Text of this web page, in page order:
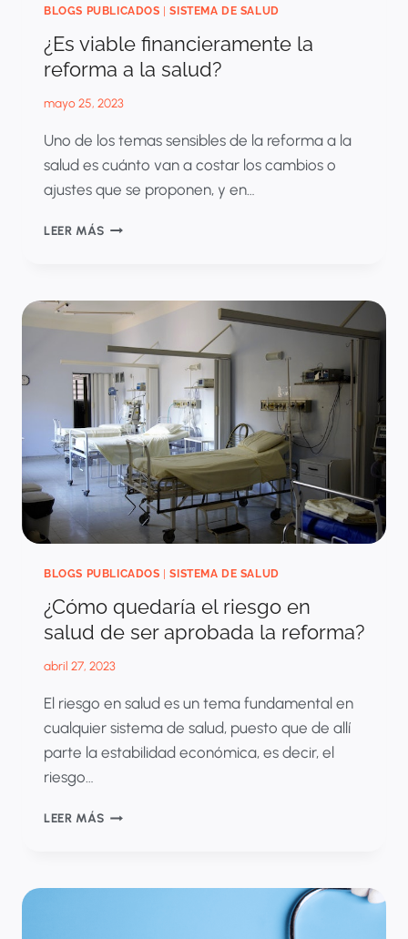
PARA
EL
SISTEMA
SALUD
COLOMBIA?
BLOGS PUBLICADOS |SISTEMA DE SALUD
¿Es viable financieramente la
reforma a la salud?
mayo 25, 2023
Uno de los temas sensibles de la reforma a la
salud es cuánto van a costar los cambios o
ajustes que se proponen, y en…
LEER MÁS¿ES
REFORMA
SALUD?
BLOGS PUBLICADOS |SISTEMA DE SALUD
¿Cómo quedaría el riesgo en
salud de ser aprobada la reforma?
abril 27, 2023
El riesgo en salud es un tema fundamental en
cualquier sistema de salud, puesto que de allí
parte la estabilidad económica, es decir, el
riesgo…
LEER MÁS¿CÓMO
EN